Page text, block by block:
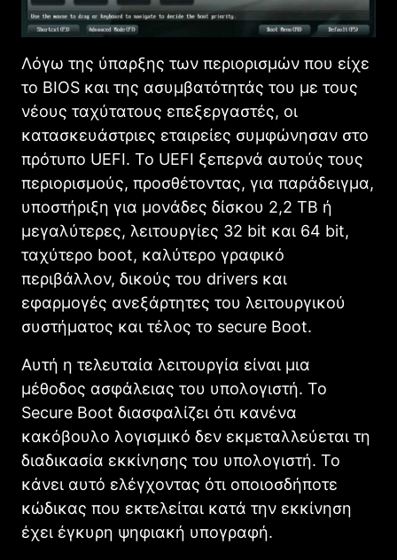
Λόγω της ύπαρξης των περιορισμών που είχε
το BIOS και της ασυμβατότητάς του με τους
νέους ταχύτατους επεξεργαστές, οι
κατασκευάστριες εταιρείες συμφώνησαν στο
πρότυπο UEFI. Το UEFI ξεπερνά αυτούς τους
περιορισμούς, προσθέτοντας, για παράδειγμα,
υποστήριξη για μονάδες δίσκου 2,2 TB ή
μεγαλύτερες, λειτουργίες 32 bit και 64 bit,
ταχύτερο boot, καλύτερο γραφικό
περιβάλλον, δικούς του drivers και
εφαρμογές ανεξάρτητες του λειτουργικού
συστήματος και τέλος το secure Boot.
Αυτή η τελευταία λειτουργία είναι μια
μέθοδος ασφάλειας του υπολογιστή. Το
Secure Boot διασφαλίζει ότι κανένα
κακόβουλο λογισμικό δεν εκμεταλλεύεται τη
διαδικασία εκκίνησης του υπολογιστή. Το
κάνει αυτό ελέγχοντας ότι οποιοσδήποτε
κώδικας που εκτελείται κατά την εκκίνηση
έχει έγκυρη ψηφιακή υπογραφή.